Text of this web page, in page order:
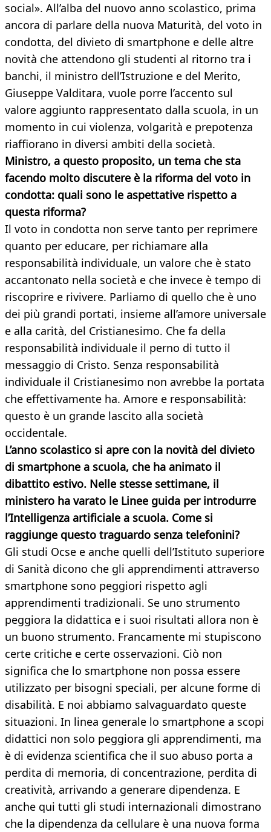
social». All’alba del nuovo anno scolastico, prima
ancora di parlare della nuova Maturità, del voto in
condotta, del divieto di smartphone e delle altre
novità che attendono gli studenti al ritorno tra i
banchi, il ministro dell’Istruzione e del Merito,
Giuseppe Valditara, vuole porre l’accento sul
valore aggiunto rappresentato dalla scuola, in un
momento in cui violenza, volgarità e prepotenza
riaffiorano in diversi ambiti della società.
Ministro, a questo proposito, un tema che sta
facendo molto discutere è la riforma del voto in
condotta: quali sono le aspettative rispetto a
questa riforma?
Il voto in condotta non serve tanto per reprimere
quanto per educare, per richiamare alla
responsabilità individuale, un valore che è stato
accantonato nella società e che invece è tempo di
riscoprire e rivivere. Parliamo di quello che è uno
dei più grandi portati, insieme all’amore universale
e alla carità, del Cristianesimo. Che fa della
responsabilità individuale il perno di tutto il
messaggio di Cristo. Senza responsabilità
individuale il Cristianesimo non avrebbe la portata
che effettivamente ha. Amore e responsabilità:
questo è un grande lascito alla società
occidentale.
L’anno scolastico si apre con la novità del divieto
di smartphone a scuola, che ha animato il
dibattito estivo. Nelle stesse settimane, il
ministero ha varato le Linee guida per introdurre
l’Intelligenza artificiale a scuola. Come si
raggiunge questo traguardo senza telefonini?
Gli studi Ocse e anche quelli dell’Istituto superiore
di Sanità dicono che gli apprendimenti attraverso
smartphone sono peggiori rispetto agli
apprendimenti tradizionali. Se uno strumento
peggiora la didattica e i suoi risultati allora non è
un buono strumento. Francamente mi stupiscono
certe critiche e certe osservazioni. Ciò non
significa che lo smartphone non possa essere
utilizzato per bisogni speciali, per alcune forme di
disabilità. E noi abbiamo salvaguardato queste
situazioni. In linea generale lo smartphone a scopi
didattici non solo peggiora gli apprendimenti, ma
è di evidenza scientifica che il suo abuso porta a
perdita di memoria, di concentrazione, perdita di
creatività, arrivando a generare dipendenza. E
anche qui tutti gli studi internazionali dimostrano
che la dipendenza da cellulare è una nuova forma